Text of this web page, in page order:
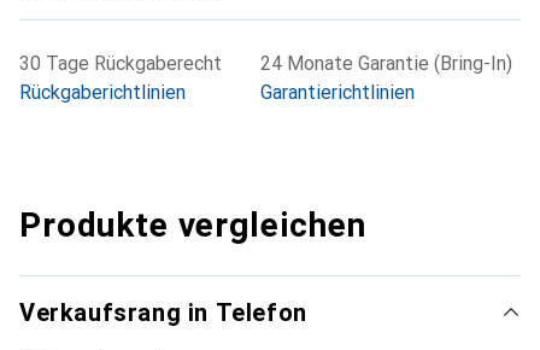
30 Tage Rückgaberecht
Rückgaberichtlinien
24 Monate Garantie (Bring-In)
Garantierichtlinien
Produkte vergleichen
Verkaufsrang in Telefon